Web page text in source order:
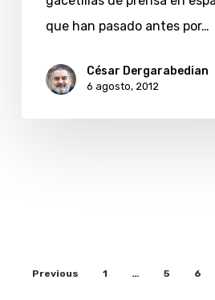
que han pasado antes por…
César Dergarabedian
6 agosto, 2012
Previous 1 … 5 6